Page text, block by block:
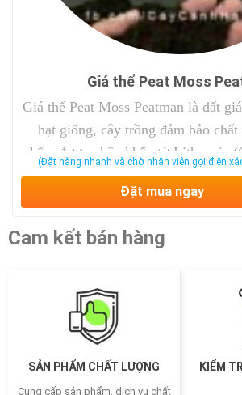
Giá thể Peat Moss
Giá thể Peat Moss Peatman là đất
hạt giống, cây trồng đảm bảo
phẩm được nhập khẩu từ Lithuania
có nhiều chất dinh dưỡng nuôi
(Đặt hàng nhanh và chờ nhân viên gọi điện
Đặt mua ngay
Cam kết bán hàng
SẢN PHẨM CHẤT LƯỢNG
Cung cấp sản phẩm, dịch vụ chất
KIỂM